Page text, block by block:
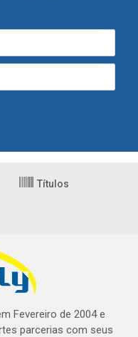
Títulos
Fevereiro de 2004 e
parcerias com seus